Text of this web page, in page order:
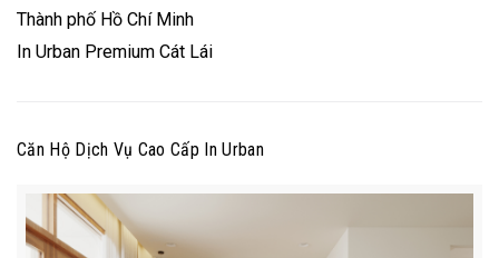
Thành phố Hồ Chí Minh
In Urban Premium Cát Lái
Căn Hộ Dịch Vụ Cao Cấp In Urban